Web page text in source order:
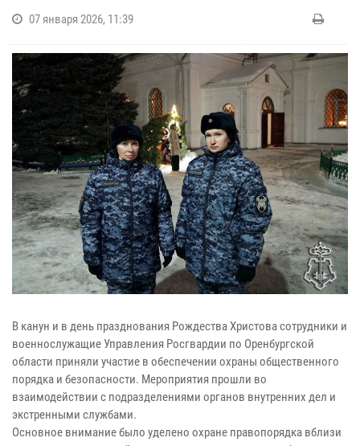
07 января 2026, 11:39
В канун и в день празднования Рождества Христова сотрудники и
военнослужащие Управления Росгвардии по Оренбургской
области приняли участие в обеспечении охраны общественного
порядка и безопасности. Мероприятия прошли во
взаимодействии с подразделениями органов внутренних дел и
экстренными службами.
Основное внимание было уделено охране правопорядка вблизи